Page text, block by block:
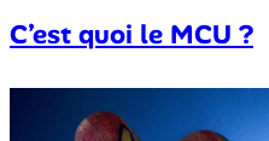
C’est quoi le MCU ?